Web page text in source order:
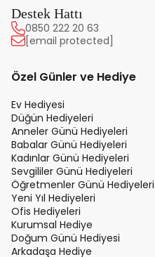
Destek Hattı
0850 222 20 63
[email protected]
Özel Günler ve Hediye
Ev Hediyesi
Düğün Hediyeleri
Anneler Günü Hediyeleri
Babalar Günü Hediyeleri
Kadınlar Günü Hediyeleri
Sevgililer Günü Hediyeleri
Öğretmenler Günü Hediyeleri
Yeni Yıl Hediyeleri
Ofis Hediyeleri
Kurumsal Hediye
Doğum Günü Hediyesi
Arkadaşa Hediye